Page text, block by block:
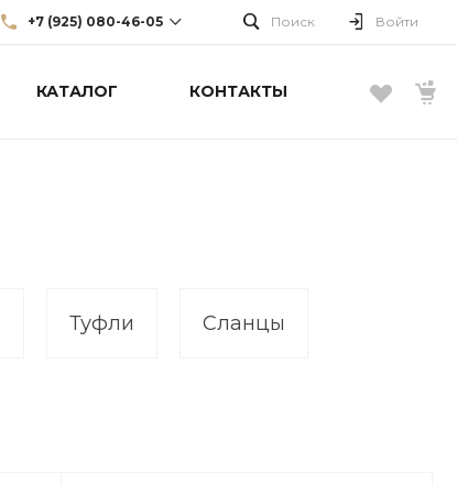
+7 (925) 080-46-05 Поиск Войти
КАТАЛОГ КОНТАКТЫ
Туфли Сланцы